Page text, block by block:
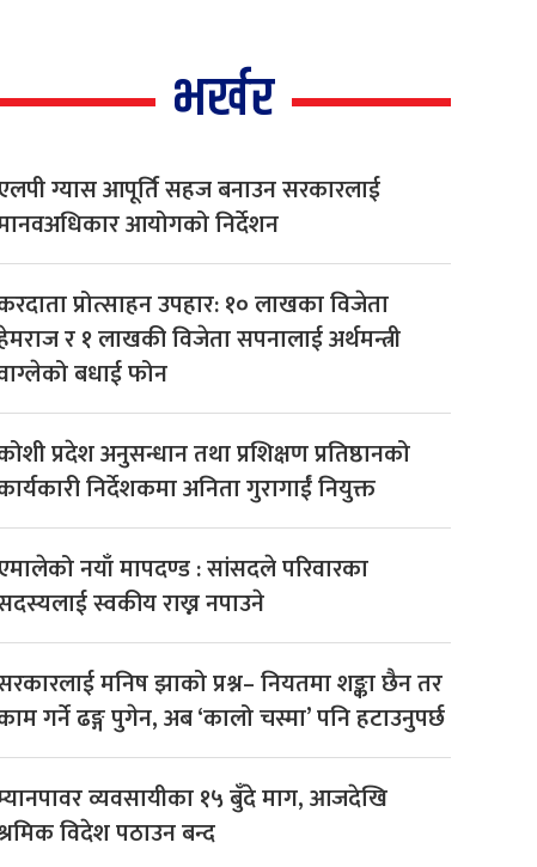
भर्खर
ग्यास आपूर्ति सहज बनाउन सरकारलाई
आयोगको निर्देशन
प्रोत्साहन उपहार: १० लाखका विजेता
र १ लाखकी विजेता सपनालाई अर्थमन्त्री
बधाई फोन
प्रदेश अनुसन्धान तथा प्रशिक्षण प्रतिष्ठानको
निर्देशकमा अनिता गुरागाईं नियुक्त
नयाँ मापदण्ड : सांसदले परिवारका
स्वकीय राख्न नपाउने
मनिष झाको प्रश्न– नियतमा शङ्का छैन तर
गर्ने ढङ्ग पुगेन, अब ‘कालो चस्मा’ पनि हटाउनुपर्छ
व्यवसायीका १५ बुँदे माग, आजदेखि
विदेश पठाउन बन्द